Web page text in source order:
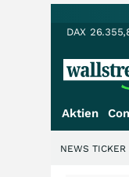
DAX
Aktien
NEWS TICKER